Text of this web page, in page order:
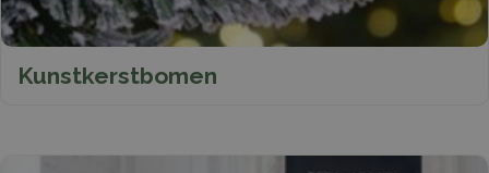
Kunstkerstbomen